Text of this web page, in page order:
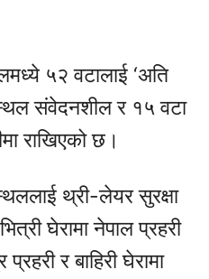
५२ वटालाई ‘अति
संवेदनशील र १५ वटा
राखिएको छ।
थ्री-लेयर सुरक्षा
घेरामा नेपाल प्रहरी
र बाहिरी घेरामा